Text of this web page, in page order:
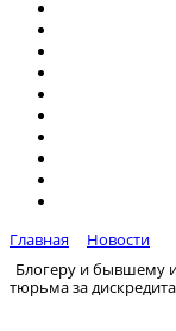
Главная
Новости
Блогеру и бывшему
тюрьма за